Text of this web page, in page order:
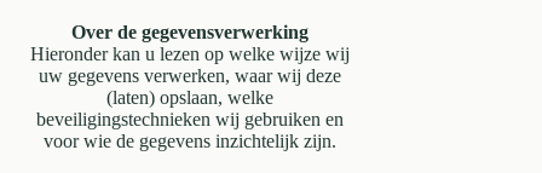
Over de gegevensverwerking
Hieronder kan u lezen op welke wijze wij
uw gegevens verwerken, waar wij deze
(laten) opslaan, welke
beveiligingstechnieken wij gebruiken en
voor wie de gegevens inzichtelijk zijn.